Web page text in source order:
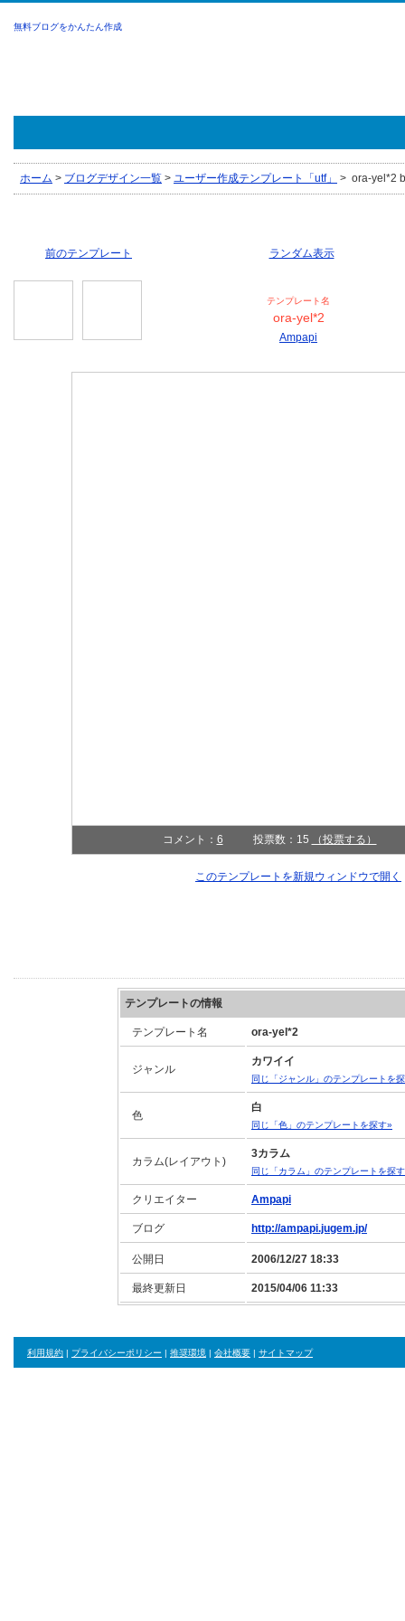
無料ブログをかんたん作成
ホーム > ブログデザイン一覧 > ユーザー作成テンプレート「utf」 > ora-yel*2
前のテンプレート ランダム表示
テンプレート名
ora-yel*2
Ampapi
コメント： 6 投票数：15 （投票する）
このテンプレートを新規ウィンドウで開く
テンプレートの情報
テンプレート名 ora-yel*2
ジャンル
カワイイ
同じ「ジャンル」のテンプレートを
色
白
同じ「色」のテンプレートを探す»
カラム(レイアウト)
3カラム
同じ「カラム」のテンプレートを探
クリエイター Ampapi
ブログ http://ampapi.jugem.jp/
公開日 2006/12/27 18:33
最終更新日 2015/04/06 11:33
利用規約 | プライバシーポリシー | 推奨環境 | 会社概要 | サイトマップ